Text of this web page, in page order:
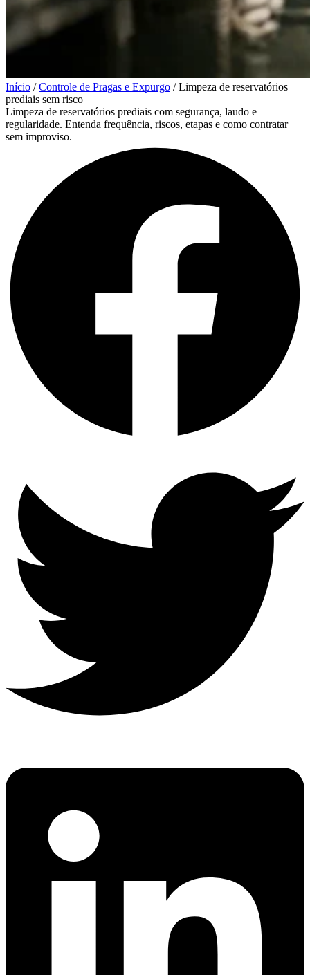
Início / Controle de Pragas e Expurgo /Limpeza de reservatórios
prediais sem risco
Limpeza de reservatórios prediais com segurança, laudo e
regularidade. Entenda frequência, riscos, etapas e como contratar
sem improviso.